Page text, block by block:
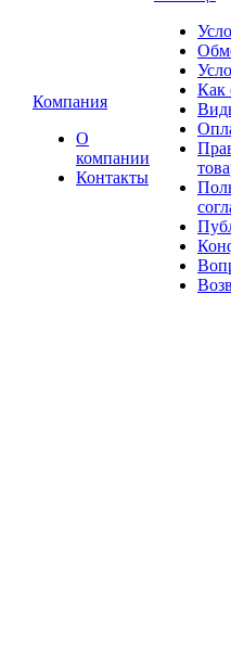
Компания
О
компании
Контакты
Как